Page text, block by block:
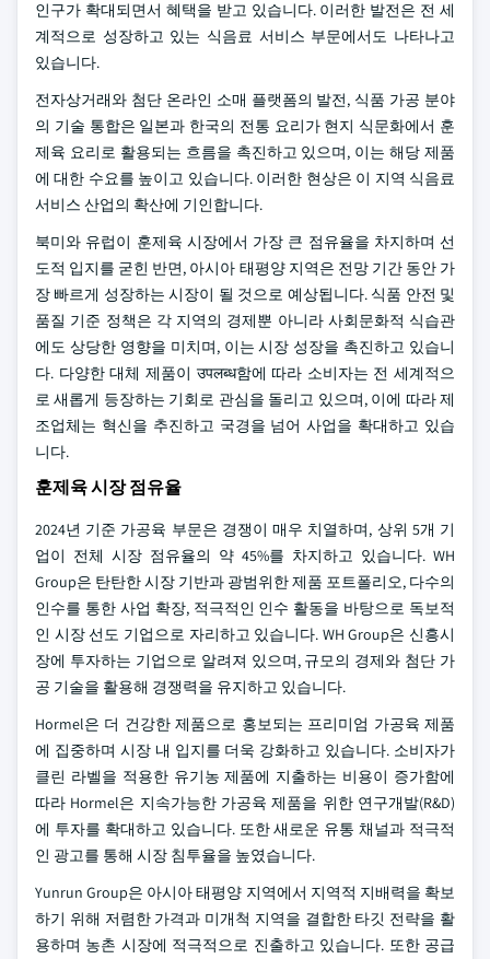
인구가 확대되면서 혜택을 받고 있습니다. 이러한 발전은 전 세
계적으로 성장하고 있는 식음료 서비스 부문에서도 나타나고
있습니다.
전자상거래와 첨단 온라인 소매 플랫폼의 발전, 식품 가공 분야
의 기술 통합은 일본과 한국의 전통 요리가 현지 식문화에서 훈
제육 요리로 활용되는 흐름을 촉진하고 있으며, 이는 해당 제품
에 대한 수요를 높이고 있습니다. 이러한 현상은 이 지역 식음료
서비스 산업의 확산에 기인합니다.
북미와 유럽이 훈제육 시장에서 가장 큰 점유율을 차지하며 선
도적 입지를 굳힌 반면, 아시아 태평양 지역은 전망 기간 동안 가
장 빠르게 성장하는 시장이 될 것으로 예상됩니다. 식품 안전 및
품질 기준 정책은 각 지역의 경제뿐 아니라 사회문화적 식습관
에도 상당한 영향을 미치며, 이는 시장 성장을 촉진하고 있습니
다. 다양한 대체 제품이 उपलब्ध함에 따라 소비자는 전 세계적으
로 새롭게 등장하는 기회로 관심을 돌리고 있으며, 이에 따라 제
조업체는 혁신을 추진하고 국경을 넘어 사업을 확대하고 있습
니다.
훈제육 시장 점유율
2024년 기준 가공육 부문은 경쟁이 매우 치열하며, 상위 5개 기
업이 전체 시장 점유율의 약 45%를 차지하고 있습니다. WH
Group은 탄탄한 시장 기반과 광범위한 제품 포트폴리오, 다수의
인수를 통한 사업 확장, 적극적인 인수 활동을 바탕으로 독보적
인 시장 선도 기업으로 자리하고 있습니다. WH Group은 신흥시
장에 투자하는 기업으로 알려져 있으며, 규모의 경제와 첨단 가
공 기술을 활용해 경쟁력을 유지하고 있습니다.
Hormel은 더 건강한 제품으로 홍보되는 프리미엄 가공육 제품
에 집중하며 시장 내 입지를 더욱 강화하고 있습니다. 소비자가
클린 라벨을 적용한 유기농 제품에 지출하는 비용이 증가함에
따라 Hormel은 지속가능한 가공육 제품을 위한 연구개발(R&D)
에 투자를 확대하고 있습니다. 또한 새로운 유통 채널과 적극적
인 광고를 통해 시장 침투율을 높였습니다.
Yunrun Group은 아시아 태평양 지역에서 지역적 지배력을 확보
하기 위해 저렴한 가격과 미개척 지역을 결합한 타깃 전략을 활
용하며 농촌 시장에 적극적으로 진출하고 있습니다. 또한 공급